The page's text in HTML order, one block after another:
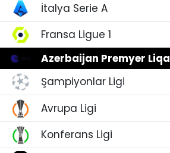
İtalya Serie A
Fransa Ligue 1
Azerbaijan Premyer Liqa
Şampiyonlar Ligi
Avrupa Ligi
Konferans Ligi